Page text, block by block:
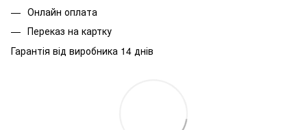
Онлайн оплата
Переказ на картку
Гарантія від виробника 14 днів